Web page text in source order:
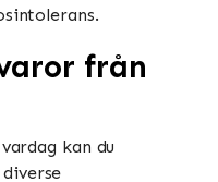
från
kan du